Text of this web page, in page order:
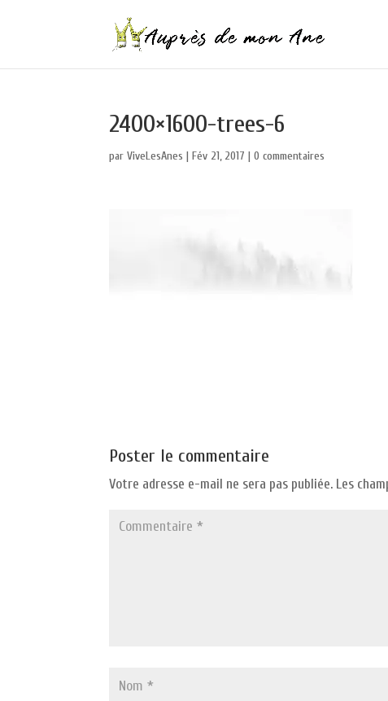
2400×1600-trees-6
parViveLesAnes |Fév 21, 2017 |0 commentaires
Poster le commentaire
Votre adresse e-mail ne sera pas publiée. Les